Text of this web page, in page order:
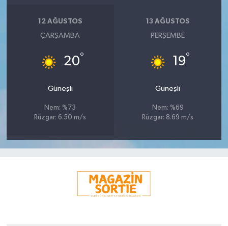
12 AĞUSTOS
ÇARŞAMBA
20°
Güneşli
Nem: %73
Rüzgar: 6.50 m/s
13 AĞUSTOS
PERŞEMBE
19°
Güneşli
Nem: %69
Rüzgar: 8.69 m/s